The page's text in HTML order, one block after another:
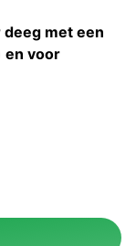
deeg met een
en voor